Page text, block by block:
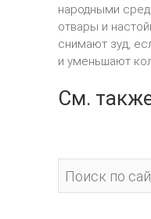
народными
отвары и
снимают зуд,
и уменьшают
См.